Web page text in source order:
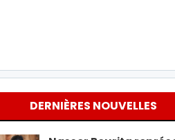
DERNIÈRES NOUVELLES